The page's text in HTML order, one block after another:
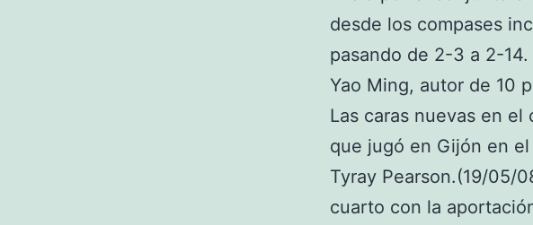
desde los compases
pasando de 2-3 a 2-
Yao Ming, autor de 10
Las caras nuevas en
que jugó en Gijón en
Tyray Pearson.(19/05/
cuarto con la